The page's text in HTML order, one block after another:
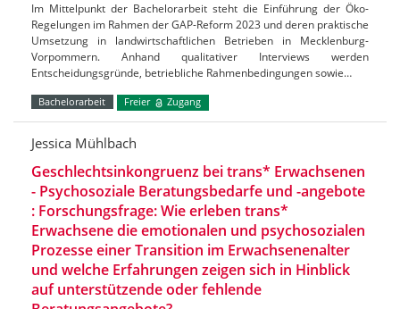
Im Mittelpunkt der Bachelorarbeit steht die Einführung der Öko-
Regelungen im Rahmen der GAP-Reform 2023 und deren praktische
Umsetzung in landwirtschaftlichen Betrieben in Mecklenburg-
Vorpommern. Anhand qualitativer Interviews werden
Entscheidungsgründe, betriebliche Rahmenbedingungen sowie…
Bachelorarbeit Freier Zugang
Jessica Mühlbach
Geschlechtsinkongruenz bei trans* Erwachsenen
- Psychosoziale Beratungsbedarfe und -angebote
: Forschungsfrage: Wie erleben trans*
Erwachsene die emotionalen und psychosozialen
Prozesse einer Transition im Erwachsenenalter
und welche Erfahrungen zeigen sich in Hinblick
auf unterstützende oder fehlende